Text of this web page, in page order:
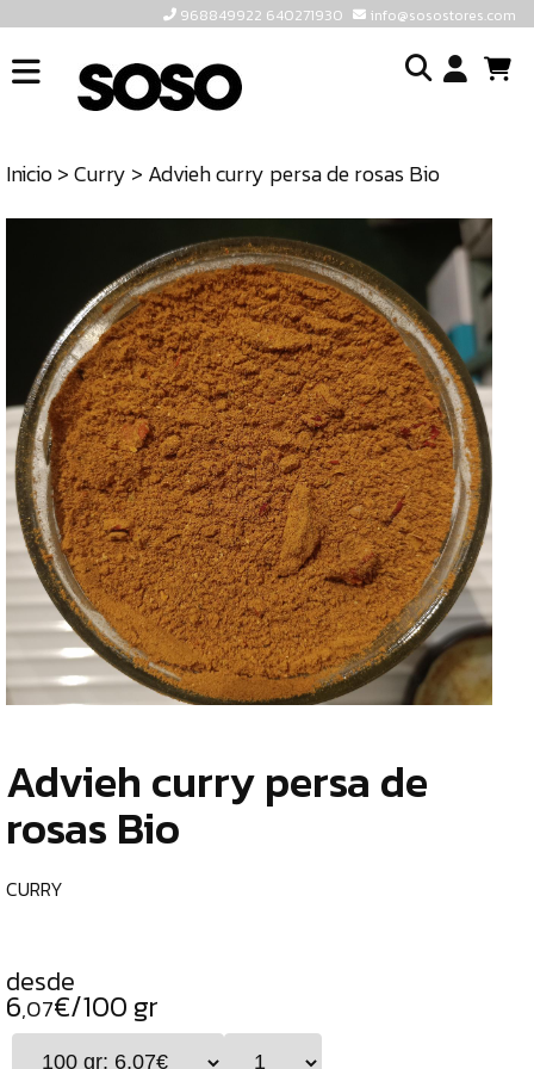
968849922 640271930 info@sosostores.com
INICIO
TIENDA
CONTACTO
UNIDADES
968849922
640271930
INFO@SOSOSTORES.COM
TIENDA
CHOCOLATES
ESPECIALES
ESPECIAS
CURRY
PIMIENTAS
GENERAL
ALIMENTOS
Inicio>Curry > Advieh curry persa de rosas Bio
Advieh curry persa de
rosas Bio
CURRY
desde
6,07€/100 gr